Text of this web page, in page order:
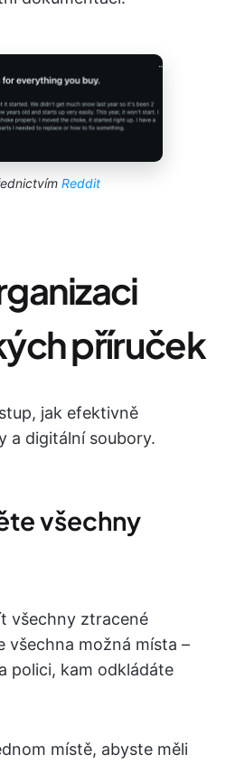
Reddit
příruček
jak efektivně
a digitální soubory.
všechny
všechny ztracené
všechna možná místa –
polici, kam odkládáte
místě, abyste měli